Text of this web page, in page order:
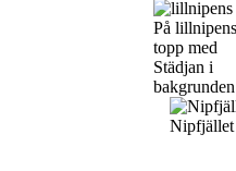
På lillnipens
topp med
Städjan i
bakgrunden
Nipfjället